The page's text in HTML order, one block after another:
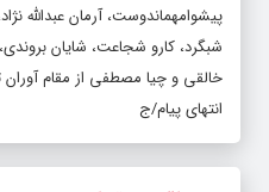
پیشوامهماندوست، آرمان عبدالله
شبگرد، کارو شجاعت، شایان بروندی،
خالقی و چیا مصطفی از مقام آوران
انتهای پیام/ج